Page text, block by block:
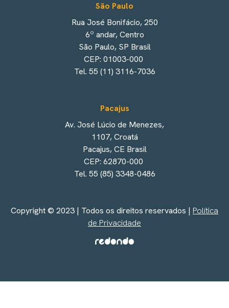
São Paulo
Rua José Bonifácio, 250
6º andar, Centro
São Paulo, SP Brasil
CEP: 01003-000
Tel. 55 (11) 3116-7036
Pacajus
Av. José Lúcio de Menezes,
1107, Croatá
Pacajus, CE Brasil
CEP: 62870-000
Tel. 55 (85) 3348-0486
Copyright © 2023 | Todos os direitos reservados | Política
de Privacidade